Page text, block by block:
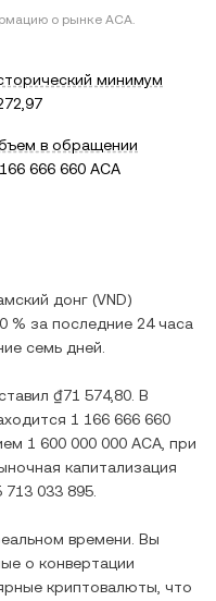
о рынке ACA.
минимум
в обращении
666 660 ACA
донг (VND)
% за последние 24 часа
семь дней.
₫71 574,80 . В
1 166 666 660
1 600 000 000 ACA , при
капитализация
713 033 895
времени. Вы
о конвертации
криптовалюты, что